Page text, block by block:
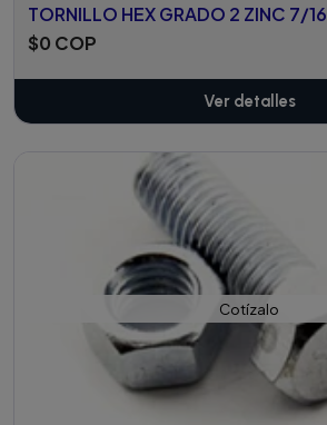
TORNILLO HEX GRADO 2 ZINC 7/16
$0 COP
Ver detalles
Cotízalo